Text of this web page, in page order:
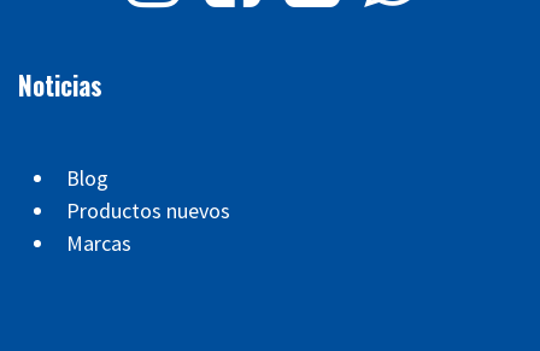
Noticias
Blog
Productos nuevos
Marcas